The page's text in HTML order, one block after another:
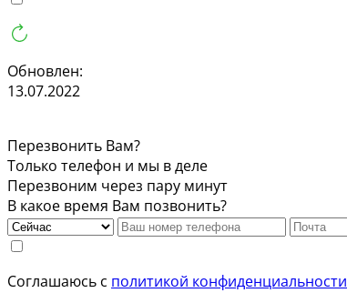
Обновлен:
13.07.2022
Перезвонить Вам?
Только телефон и мы в деле
Перезвоним через пару минут
В какое время Вам позвонить?
Соглашаюсь с политикой конфиденциальности